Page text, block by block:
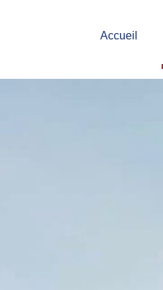
Accueil